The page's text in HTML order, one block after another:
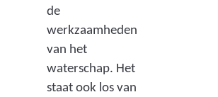
de
werkzaamheden
van het
waterschap. Het
staat ook los van